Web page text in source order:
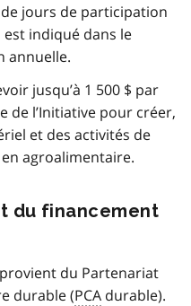
jours de participation
indiqué dans le
annuelle.
jusqu’à 1 500 $ par
de l’Initiative pour créer,
et des activités de
agroalimentaire.
du financement
du Partenariat
durable (PCA durable).